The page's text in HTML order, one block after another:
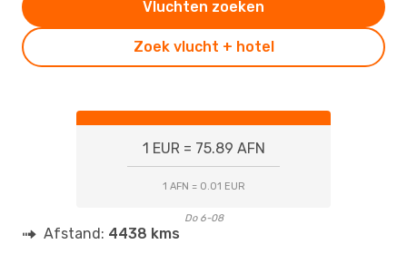
Zoek vlucht + hotel
Vluchten zoeken
1 EUR = 75.89 AFN
1 AFN = 0.01 EUR
Do 6-08
Afstand: 4438 kms